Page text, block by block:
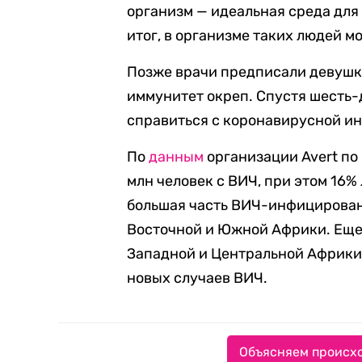
организм — идеальная среда
итог, в организме таких людей
Позже врачи предписали
иммунитет окреп. Спустя
справиться с коронавирусной
Поданным организации Avert
млн человек с ВИЧ, при этом
большая часть ВИЧ-
Восточной и Южной Африки.
Западной и Центральной
новых случаев ВИЧ.
Объясняем